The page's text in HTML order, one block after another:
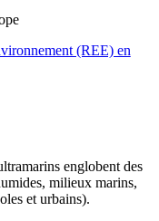
(REE) en
englobent des
milieux marins,
et urbains).